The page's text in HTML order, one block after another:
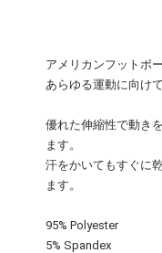
アメリカンフットボ
あらゆる運動に向け
優れた伸縮性で動き
ます。
汗をかいてもすぐに
ます。
95% Polyester
5% Spandex